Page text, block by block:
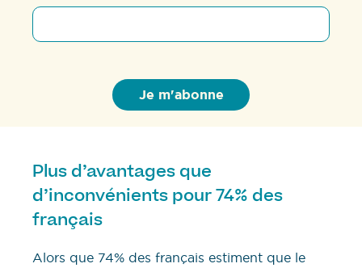
Plus d’avantages que
d’inconvénients pour 74% des
français
Alors que 74% des français estiment que le